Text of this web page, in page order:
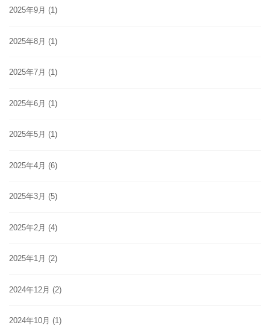
2025年9月 (1)
2025年8月 (1)
2025年7月 (1)
2025年6月 (1)
2025年5月 (1)
2025年4月 (6)
2025年3月 (5)
2025年2月 (4)
2025年1月 (2)
2024年12月 (2)
2024年10月 (1)